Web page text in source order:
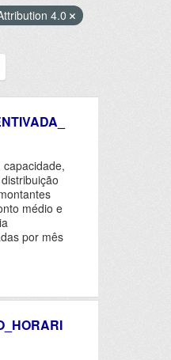
4.0
médio e
por mês